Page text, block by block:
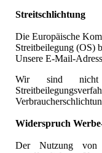
Streitschlichtung
Die Europäische
Streitbeilegung (OS)
Unsere E-Mail-
Wir sind nicht
Widerspruch
Der Nutzung von